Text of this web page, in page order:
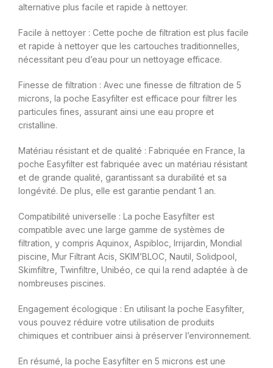
alternative plus facile et rapide à nettoyer.
Facile à nettoyer : Cette poche de filtration est plus facile
et rapide à nettoyer que les cartouches traditionnelles,
nécessitant peu d’eau pour un nettoyage efficace.
Finesse de filtration : Avec une finesse de filtration de 5
microns, la poche Easyfilter est efficace pour filtrer les
particules fines, assurant ainsi une eau propre et
cristalline.
Matériau résistant et de qualité : Fabriquée en France, la
poche Easyfilter est fabriquée avec un matériau résistant
et de grande qualité, garantissant sa durabilité et sa
longévité. De plus, elle est garantie pendant 1 an.
Compatibilité universelle : La poche Easyfilter est
compatible avec une large gamme de systèmes de
filtration, y compris Aquinox, Aspibloc, Irrijardin, Mondial
piscine, Mur Filtrant Acis, SKIM’BLOC, Nautil, Solidpool,
Skimfiltre, Twinfiltre, Unibéo, ce qui la rend adaptée à de
nombreuses piscines.
Engagement écologique : En utilisant la poche Easyfilter,
vous pouvez réduire votre utilisation de produits
chimiques et contribuer ainsi à préserver l’environnement.
En résumé, la poche Easyfilter en 5 microns est une